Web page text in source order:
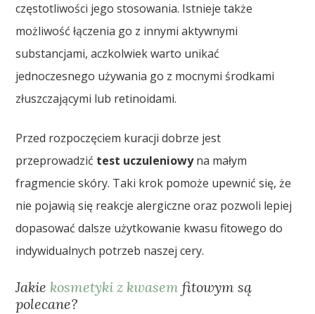
częstotliwości jego stosowania. Istnieje także
możliwość łączenia go z innymi aktywnymi
substancjami, aczkolwiek warto unikać
jednoczesnego używania go z mocnymi środkami
złuszczającymi lub retinoidami.
Przed rozpoczęciem kuracji dobrze jest
przeprowadzić test uczuleniowyna małym
fragmencie skóry. Taki krok pomoże upewnić się, że
nie pojawią się reakcje alergiczne oraz pozwoli lepiej
dopasować dalsze użytkowanie kwasu fitowego do
indywidualnych potrzeb naszej cery.
Jakie kosmetyki z kwasem fitowym są
polecane?